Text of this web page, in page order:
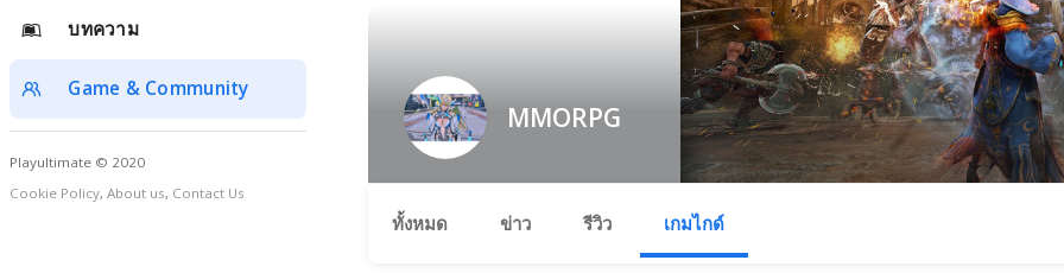
บทความ
Game & Community
Playultimate © 2020
Cookie Policy, About us, Contact Us
MMORPG
ทั้งหมด ข่าว รีวิว เกมไกด์